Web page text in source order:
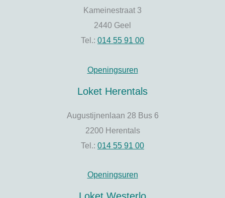
Kameinestraat 3
2440 Geel
Tel.: 014 55 91 00
Openingsuren
Loket Herentals
Augustijnenlaan 28 Bus 6
2200 Herentals
Tel.: 014 55 91 00
Openingsuren